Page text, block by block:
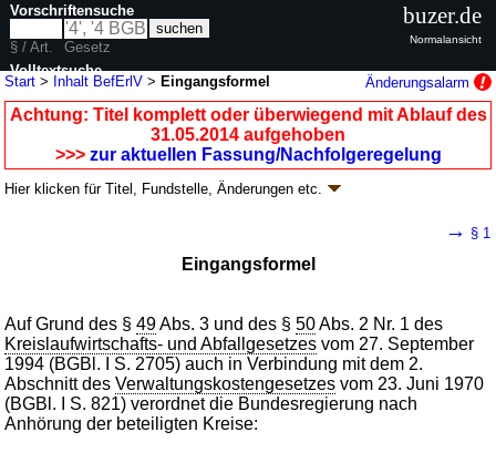
Start > Inhalt BefErlV >Eingangsformel Änderungsalarm
Achtung: Titel komplett oder überwiegend mit Ablauf des
31.05.2014 aufgehoben
>>> zur aktuellen Fassung/Nachfolgeregelung
Hier klicken fürTitel, Fundstelle, Änderungen etc.
BGBl. I S. 1411, 1997 I S. 2861; aufgehoben durch
4 weitere Fassungen | Drucksachen / Entwurf / Begründung |
wird in 10 Vorschriften zitiert
→ § 1
Eingangsformel
Auf Grund des §49Abs. 3 und des §50Abs. 2 Nr. 1 des
Kreislaufwirtschafts- und Abfallgesetzes vom 27. September
1994 (BGBl. I S. 2705) auch in Verbindung mit dem 2.
Abschnitt desVerwaltungskostengesetzes vom 23. Juni 1970
(BGBl. I S. 821) verordnet die Bundesregierung nach
Anhörung der beteiligten Kreise:
Vorschriftensuche
§ / Art.
Gesetz
Volltextsuche
nur in BefErlV
buzer.de
Normalansicht